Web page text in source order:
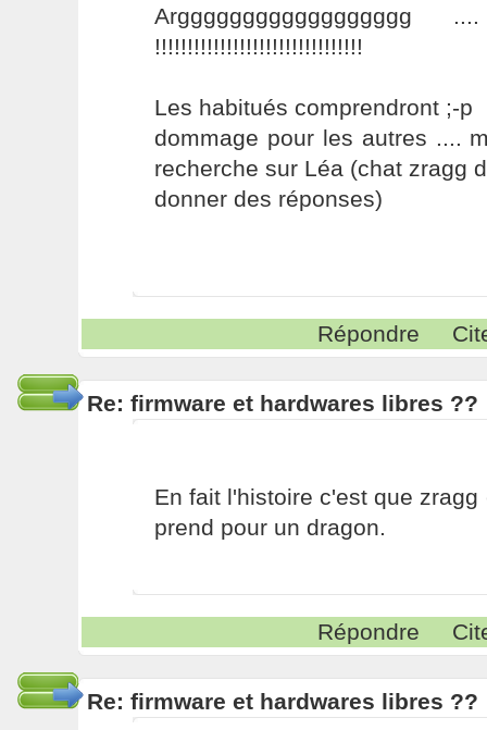
!!!!!!!!!!!!!!!!!!!!!!!!!!!!!!!!
Les habitués comprendront ;-p
dommage pour les autres ....
recherche sur Léa (chat zragg
donner des réponses)
Répondre
Re: firmware et hardwares libres ??
En fait l'histoire c'est que
prend pour un dragon.
Répondre
Re: firmware et hardwares libres ??